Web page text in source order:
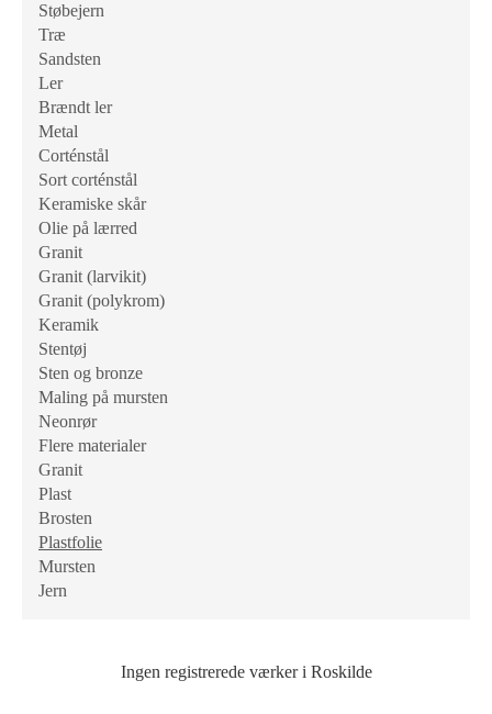
Støbejern
Træ
Sandsten
Ler
Brændt ler
Metal
Corténstål
Sort corténstål
Keramiske skår
Olie på lærred
Granit
Granit (larvikit)
Granit (polykrom)
Keramik
Stentøj
Sten og bronze
Maling på mursten
Neonrør
Flere materialer
Granit
Plast
Brosten
Plastfolie
Mursten
Jern
Ingen registrerede værker i Roskilde